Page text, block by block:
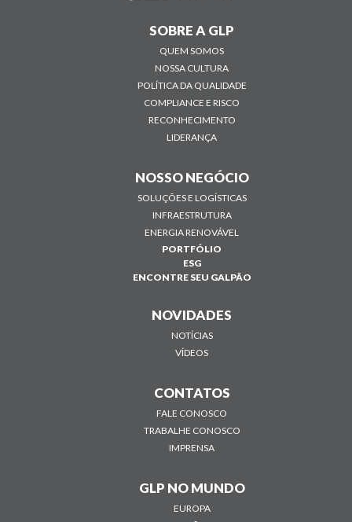
SOBRE A GLP
QUEM SOMOS
NOSSA CULTURA
POLÍTICA DA QUALIDADE
COMPLIANCE E RISCO
RECONHECIMENTO
LIDERANÇA
NOSSO NEGÓCIO
SOLUÇÕES E LOGÍSTICAS
INFRAESTRUTURA
ENERGIA RENOVÁVEL
PORTFÓLIO
ESG
ENCONTRE SEU GALPÃO
NOVIDADES
NOTÍCIAS
VÍDEOS
CONTATOS
FALE CONOSCO
TRABALHE CONOSCO
IMPRENSA
GLP NO MUNDO
EUROPA